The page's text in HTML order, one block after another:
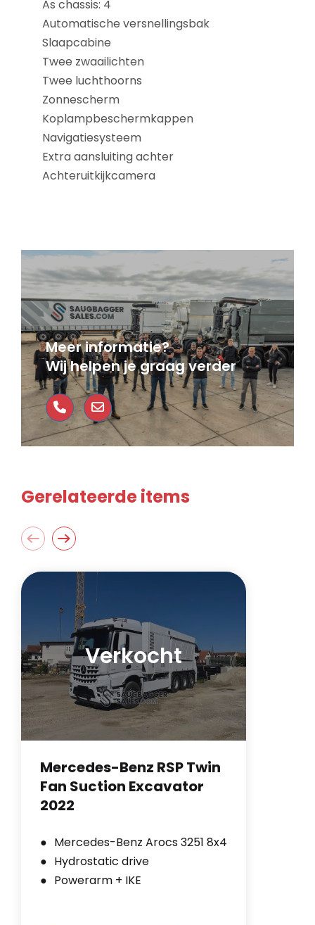
Meer informatie?
Wij helpen je graag verder
As chassis: 4
Automatische versnellingsbak
Slaapcabine
Twee zwaailichten
Twee luchthoorns
Zonnescherm
Koplampbeschermkappen
Navigatiesysteem
Extra aansluiting achter
Achteruitkijkcamera
Gerelateerde items
Verkocht
Mercedes-Benz RSP Twin
Fan Suction Excavator
2022
Mercedes-Benz Arocs 3251 8x4
Hydrostatic drive
Powerarm + IKE